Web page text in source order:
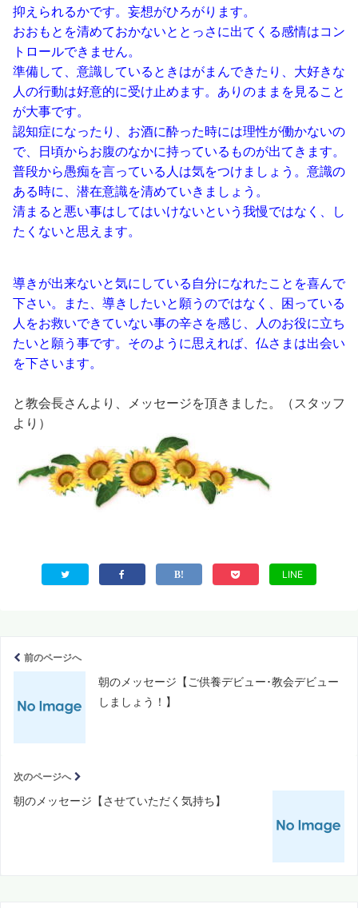
抑えられるかです。妄想がひろがります。
おおもとを清めておかないととっさに出てくる感情はコン
トロールできません。
準備して、意識しているときはがまんできたり、大好きな
人の行動は好意的に受け止めます。ありのままを見ること
が大事です。
認知症になったり、お酒に酔った時には理性が働かないの
で、日頃からお腹のなかに持っているものが出てきます。
普段から愚痴を言っている人は気をつけましょう。意識の
ある時に、潜在意識を清めていきましょう。
清まると悪い事はしてはいけないという我慢ではなく、し
たくないと思えます。
導きが出来ないと気にしている自分になれたことを喜んで
下さい。また、導きしたいと願うのではなく、困っている
人をお救いできていない事の辛さを感じ、人のお役に立ち
たいと願う事です。そのように思えれば、仏さまは出会い
を下さいます。
と教会長さんより、メッセージを頂きました。（スタッフ
より）
LINE
前のページへ
朝のメッセージ【ご供養デビュー･教会デビュー
しましょう！】
次のページへ
朝のメッセージ【させていただく気持ち】